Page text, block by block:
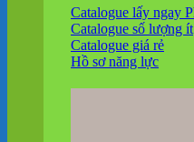
Catalogue lấy ngay
Catalogue số lượng ít
Catalogue giá rẻ
Hồ sơ năng lực